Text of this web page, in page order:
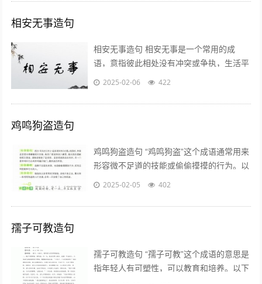
相安无事造句
相安无事造句 相安无事是一个常用的成
语，意指彼此相处没有冲突或争执，生活平
静和谐。以下是一些使用“相安无事”造句的
2025-02-06 422
鸡鸣狗盗造句
鸡鸣狗盗造句 “鸡鸣狗盗”这个成语通常用来
形容微不足道的技能或偷偷摸摸的行为。以
下是一些使用“鸡鸣狗盗”造句的例子： 1. 他
2025-02-05 402
孺子可教造句
孺子可教造句 “孺子可教”这个成语的意思是
指年轻人有可塑性，可以教育和培养。以下